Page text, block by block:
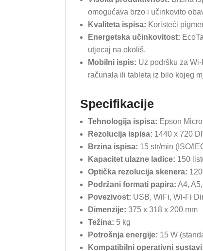
omogućava brzo i učinkovito
Kvaliteta ispisa: Koristeći
Energetska učinkovitost:
utjecaj na okoliš.
Mobilni ispis: Uz podršku za
računala ili tableta iz bilo kojeg
Specifikacije
Tehnologija ispisa: Epson
Rezolucija ispisa: 1440 x 720
Brzina ispisa: 15 str/min (ISO/
Kapacitet ulazne ladice: 150
Optička rezolucija skenera:
Podržani formati papira: A4,
Povezivost: USB, WiFi, Wi-Fi
Dimenzije: 375 x 318 x 200 mm
Težina: 5 kg
Potrošnja energije: 15 W
Kompatibilni operativni